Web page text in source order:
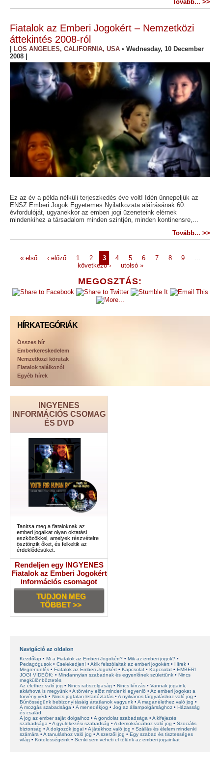
MEGOSZTÁS:
HÍRKATEGÓRIÁK
Összes hír
Emberkereskedelem
Nemzetközi körutak
Fiatalok találkozói
Egyéb hírek
INGYENES
INFORMÁCIÓS CSOMAG
ÉS DVD
Tanítsa meg a fiataloknak az
emberi jogaikat olyan oktatási
eszközökkel, amelyek részvételre
ösztönzik őket, és felkeltik az
érdeklődésüket.
Rendeljen egy INGYENES
Fiatalok az Emberi Jogokért
információs csomagot
TUDJON MEG
TÖBBET >>
Tovább... >>
Fiatalok az Emberi Jogokért – Nemzetközi
áttekintés 2008-ról
| LOS ANGELES, CALIFORNIA, USA • Wednesday, 10 December
2008 |
Ez az év a példa nélküli terjeszkedés éve volt! Idén ünnepeljük az
ENSZ Emberi Jogok Egyetemes Nyilatkozata aláírásának 60.
évfordulóját, ugyanekkor az emberi jogi üzeneteink elérnek
mindenkihez a társadalom minden szintjén, minden kontinensre,...
Tovább... >>
« első ‹ előző 1 2 3 4 5 6 7 8 9
…
következő ›
utolsó »
Navigáció az oldalon
Kezdőlap Mi a Fiatalok az Emberi Jogokért?
Mik az emberi jogok?
Pedagógusok
Cselekedjen! Akik felszólaltak az emberi jogokért
Hírek
Megrendelés
Fiatalok az Emberi Jogokért Kapcsolat Kapcsolat
EMBERI
JOGI VIDEÓK:
Mindannyian szabadnak és egyenlőnek születtünk
Nincs
megkülönböztetés
Az élethez való jog
Nincs rabszolgaság Nincs kínzás
Vannak jogaink,
akárhová is megyünk
A törvény előtt mindenki egyenlő
Az emberi jogokat a
törvény védi
Nincs jogtalan letartóztatás
A nyilvános tárgyaláshoz való jog
Bűnösségünk bebizonyításáig ártatlanok vagyunk
A magánélethez való jog
A mozgás szabadsága
A menedékjog Jog az állampolgársághoz
Házasság
és család
A jog az ember saját dolgaihoz
A gondolat szabadsága
A kifejezés
szabadsága
A gyülekezési szabadság A demokráciához való jog
Szociális
biztonság
A dolgozók jogai A játékhoz való jog
Szállás és élelem mindenki
számára
A tanuláshoz való jog A szerzői jog
Egy szabad és tisztességes
világ
Kötelességeink Senki sem veheti el tőlünk az emberi jogainkat